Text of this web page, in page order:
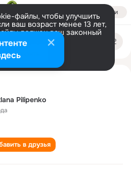
Войти
файлы, чтобы улучшить
ваш возраст менее 13 лет,
должен ваш законный
информации
Настроить
Pilipenko
в друзья